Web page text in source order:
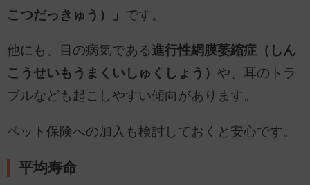
こつだっきゅう）」 です。
他にも、目の病気である進行性網膜萎縮症（しん
こうせいもうまくいしゅくしょう） や、耳のトラ
ブルなども起こしやすい傾向があります。
ペット保険への加入も検討しておくと安心です。
平均寿命